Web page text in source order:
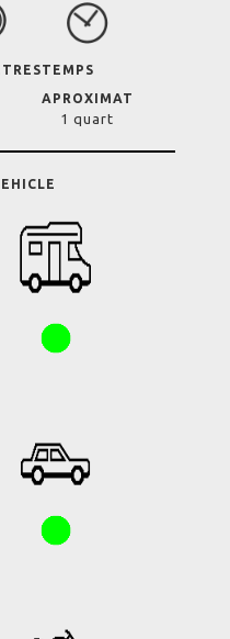
TEMPS
APROXIMAT
1 quart